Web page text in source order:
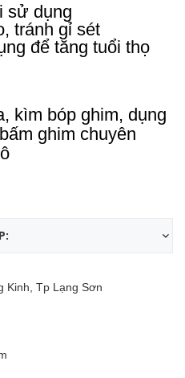
sử dụng
tránh gỉ sét
để tăng tuổi thọ
kìm bóp ghim, dụng
ghim chuyên
Kinh, Tp Lạng Sơn